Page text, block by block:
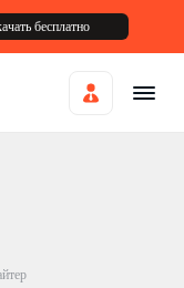
бесплатно